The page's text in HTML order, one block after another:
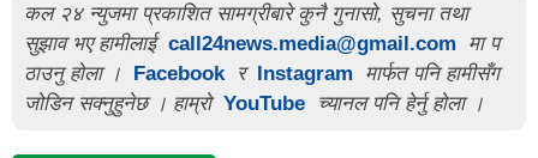
कल २४ न्युजमा प्रकाशित सामग्रीबारे कुनै गुनासो, सुचना तथा
सुझाव भए हामीलाई call24news.media@gmail.com
मा प
ठाउनु होला ।
Facebook र Instagram
मार्फत पनि हामीसँग
जोडिन सक्नुहुनेछ । हाम्रो YouTube च्यानल पनि हेर्नु होला ।